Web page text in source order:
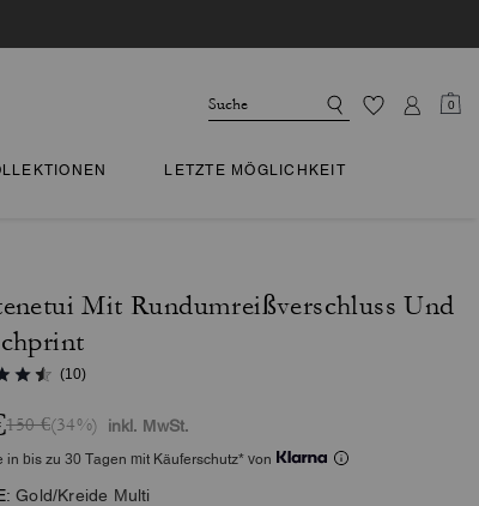
0
LETZTE MÖGLICHKEIT
Mit Rundumreißverschluss Und
(10)
150 €(34%) inkl. MwSt.
in bis zu 30 Tagen mit Käuferschutz* von
Gold/Kreide Multi